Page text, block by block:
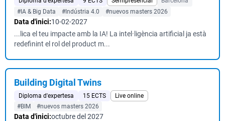
#IA & Big Data
#Indústria 4.0 #nuevos masters 2026
Data d'inici:10-02-2027
...lica el teu impacte amb la IA! La intel·ligència artificial ja està
redefinint el rol del product m...
Building Digital Twins
Diploma d'expertesa 15 ECTS
Live online
#BIM
#nuevos masters 2026
Data d'inici:octubre del 2027